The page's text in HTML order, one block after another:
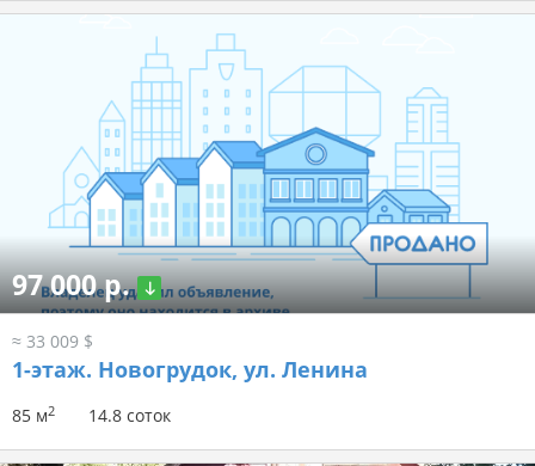
97 000 р.
≈ 33 009 $
1-этаж. Новогрудок, ул. Ленина
85 м2 14.8 соток